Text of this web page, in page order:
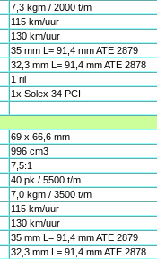
7,3 kgm / 2000 t/m
115 km/uur
130 km/uur
35 mm L= 91,4 mm ATE 2879
32,3 mm L= 91,4 mm ATE 2878
1 ril
1x Solex 34 PCI
69 x 66,6 mm
996 cm3
7,5:1
40 pk / 5500 t/m
7,0 kgm / 3500 t/m
115 km/uur
130 km/uur
35 mm L= 91,4 mm ATE 2879
32,3 mm L= 91,4 mm ATE 2878